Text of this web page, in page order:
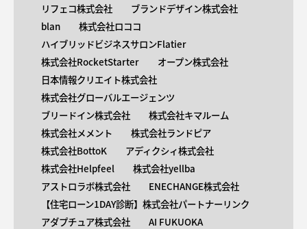
リフェコ株式会社
ブランドデザイン株式会社
blan
株式会社ロココ
ハイブリッドビジネスサロンFlatier
株式会社RocketStarter
オープン株式会社
日本情報クリエイト株式会社
株式会社グローバルエージェンツ
ブリードイン株式会社
株式会社キマルーム
株式会社メメント
株式会社ランドピア
株式会社BottoK
アディクシィ株式会社
株式会社Helpfeel
株式会社yellba
アストロラボ株式会社
ENECHANGE株式会社
【住宅ローン1DAY診断】株式会社パートナーリンク
アダプチュア株式会社
AI FUKUOKA